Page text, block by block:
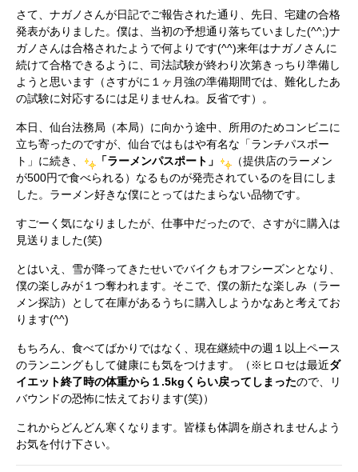
さて、ナガノさんが日記でご報告された通り、先日、宅建の合格
発表がありました。僕は、当初の予想通り落ちていました(^^;)ナ
ガノさんは合格されたようで何よりです(^^)来年はナガノさんに
続けて合格できるように、司法試験が終わり次第きっちり準備し
ようと思います（さすがに１ヶ月強の準備期間では、難化したあ
の試験に対応するには足りませんね。反省です）。
本日、仙台法務局（本局）に向かう途中、所用のためコンビニに
立ち寄ったのですが、仙台ではもはや有名な「ランチパスポー
ト」に続き、
「ラーメンパスポート」
（提供店のラーメン
が500円で食べられる）なるものが発売されているのを目にしま
した。ラーメン好きな僕にとってはたまらない品物です。
すごーく気になりましたが、仕事中だったので、さすがに購入は
見送りました(笑)
とはいえ、雪が降ってきたせいでバイクもオフシーズンとなり、
僕の楽しみが１つ奪われます。そこで、僕の新たな楽しみ（ラー
メン探訪）として在庫があるうちに購入しようかなあと考えてお
ります(^^)
もちろん、食べてばかりではなく、現在継続中の週１以上ペース
のランニングもして健康にも気をつけます。（※ヒロセは最近ダ
イエット終了時の体重から１.5kgくらい戻ってしまったので、リ
バウンドの恐怖に怯えております(笑)）
これからどんどん寒くなります。皆様も体調を崩されませんよう
お気を付け下さい。